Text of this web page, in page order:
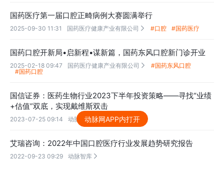
国药医疗第一届口腔正畸病例大赛圆满举行
2025-09-30 11:31 国药医疗健康产业有限公司  #口腔 #国药医疗
国药口腔开新局•启新程•谋新篇，国药东风口腔新门诊开业
2025-02-18 09:47 国药医疗健康产业有限公司 
#国药东风口腔
#国药口腔
国信证券：医药生物行业2023下半年投资策略——寻找“业绩
+估值”双底，实现戴维斯双击
2023-07-25 09:14 动脉智库 
艾瑞咨询：2022年中国口腔医疗行业发展趋势研究报告
2022-09-23 09:29 动脉智库 
动脉网APP内打开